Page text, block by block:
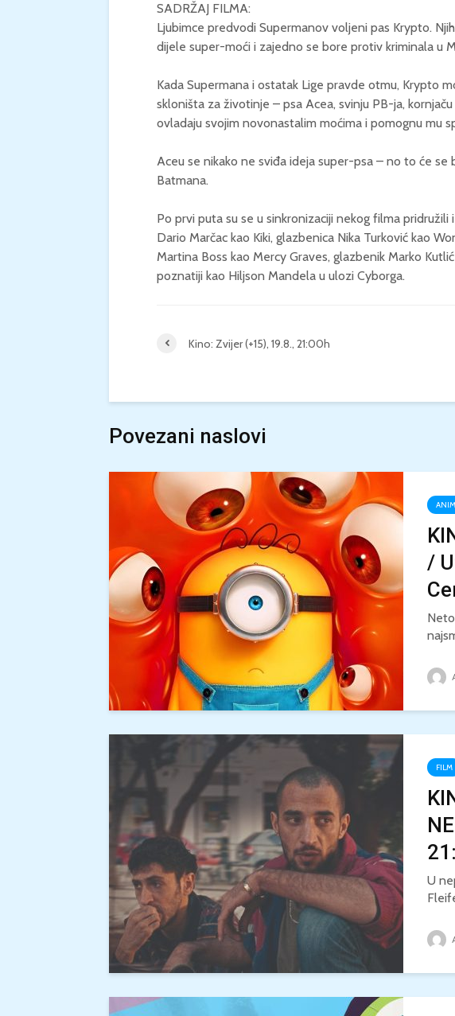
SADRŽAJ FILMA:
Ljubimce predvodi Supermanov voljeni pas Krypto.
dijele super-moći i zajedno se bore protiv kriminala u
Kada Supermana i ostatak Lige pravde otmu, Krypto
skloništa za životinje – psa Acea, svinju PB-ja,
ovladaju svojim novonastalim moćima i pomognu mu
Aceu se nikako ne sviđa ideja super-psa – no to će
Batmana.
Po prvi puta su se u sinkronizaciji nekog filma
Dario Marčac kao Kiki, glazbenica Nika Turković kao
Martina Boss kao Mercy Graves, glazbenik Marko
poznatiji kao Hiljson Mandela u ulozi Cyborga.
Kino: Zvijer (+15), 19.8., 21:00h
Povezani naslovi
/
FILM
U